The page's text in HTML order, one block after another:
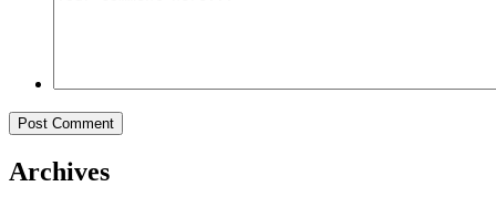
Archives